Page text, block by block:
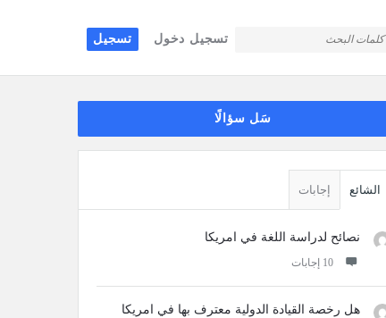
تسجيل دخول تسجيل
سَل سؤالًا
الشائع إجابات
نصائح لدراسة اللغة في امريكا
‫10 إجابات
هل رخصة القيادة الدولية معترف بها في امريكا